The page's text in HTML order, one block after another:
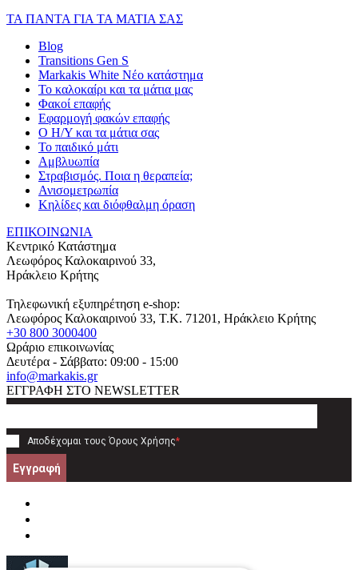
ΤΑ ΠΑΝΤΑ ΓΙΑ ΤΑ ΜΑΤΙΑ ΣΑΣ
Blog
Transitions Gen S
Markakis White Νέο κατάστημα
Το καλοκαίρι και τα μάτια μας
Φακοί επαφής
Εφαρμογή φακών επαφής
Ο Η/Υ και τα μάτια σας
Το παιδικό μάτι
Αμβλυωπία
Στραβισμός. Ποια η θεραπεία;
Ανισομετρωπία
Κηλίδες και διόφθαλμη όραση
ΕΠΙΚΟΙΝΩΝΙΑ
Κεντρικό Κατάστημα
Λεωφόρος Καλοκαιρινού 33,
Ηράκλειο Κρήτης
Τηλεφωνική εξυπηρέτηση e-shop:
Λεωφόρος Καλοκαιρινού 33, T.K. 71201, Ηράκλειο Κρήτης
+30 800 3000400
Ωράριο επικοινωνίας
Δευτέρα - Σάββατο: 09:00 - 15:00
info@markakis.gr
ΕΓΓΡΑΦΗ ΣΤΟ NEWSLETTER
Αποδέχομαι τους Όρους Χρήσης*
Εγγραφή